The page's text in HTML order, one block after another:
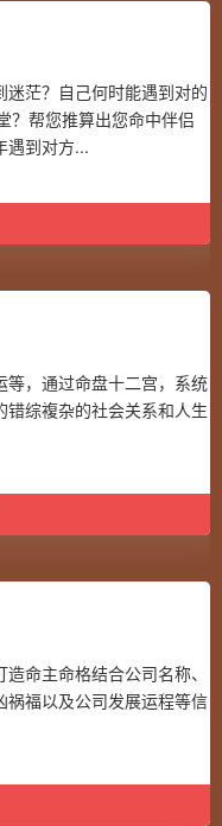
茫？自己何时能遇到对的
？帮您推算出您命中伴侣
遇到对方...
，通过命盘十二宫，系统
综複杂的社会关系和人生
命主命格结合公司名称、
祸福以及公司发展运程等信